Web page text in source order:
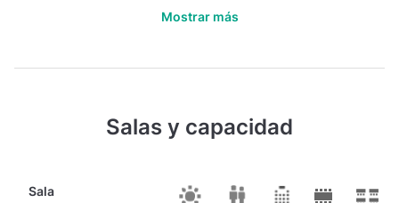
privadas y eventos culturales. Su diseño contemporáneo, que
atmósfera elegante y memorable, en la que el paisaje urbano y
Entre las características que hacen de Terraza Miramar un
Mostrar más
Salas y capacidad
Sala